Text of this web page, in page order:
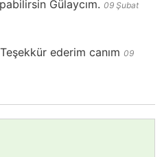
Gülaycım. 09 Şubat
Teşekkür ederim canım 09